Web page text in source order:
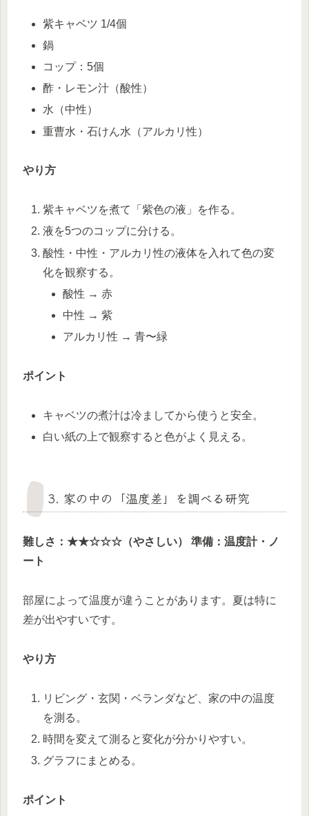
紫キャベツ 1/4個
鍋
コップ：5個
酢・レモン汁（酸性）
水（中性）
重曹水・石けん水（アルカリ性）
やり方
紫キャベツを煮て「紫色の液」を作る。
液を5つのコップに分ける。
酸性・中性・アルカリ性の液体を入れて色の変
化を観察する。
酸性 → 赤
中性 → 紫
アルカリ性 → 青〜緑
ポイント
キャベツの煮汁は冷ましてから使うと安全。
白い紙の上で観察すると色がよく見える。
3. 家の中の「温度差」を調べる研究
難しさ：★★☆☆☆（やさしい）
準備：温度計・ノ
ート
部屋によって温度が違うことがあります。夏は特に
差が出やすいです。
やり方
リビング・玄関・ベランダなど、家の中の温度
を測る。
時間を変えて測ると変化が分かりやすい。
グラフにまとめる。
ポイント